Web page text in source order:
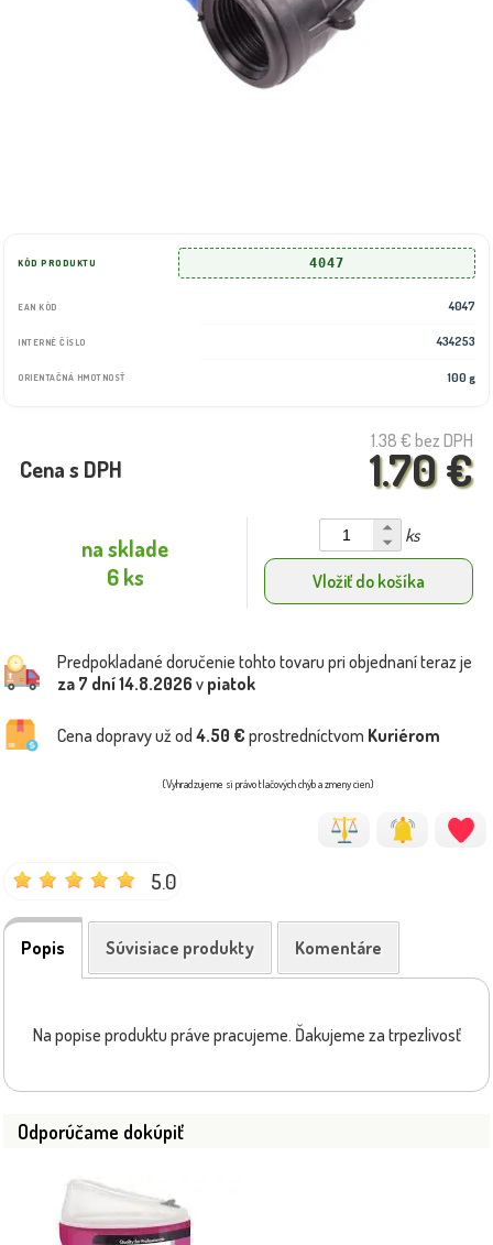
KÓD PRODUKTU 4047
EAN KÓD 4047
INTERNÉ ČÍSLO 434253
ORIENTAČNÁ HMOTNOSŤ 100 g
1.38 € bez DPH
1.70 €
Cena s DPH
na sklade
6 ks
ks
Vložiť do košíka
Predpokladané doručenie tohto tovaru pri objednaní teraz je
za 7 dní14.8.2026 v piatok
Cena dopravy už od 4.50 € prostredníctvom Kuriérom
(Vyhradzujeme si právo tlačových chýb a zmeny cien)
5.0
Popis Súvisiace produkty Komentáre
Na popise produktu práve pracujeme. Ďakujeme za trpezlivosť
Odporúčame dokúpiť